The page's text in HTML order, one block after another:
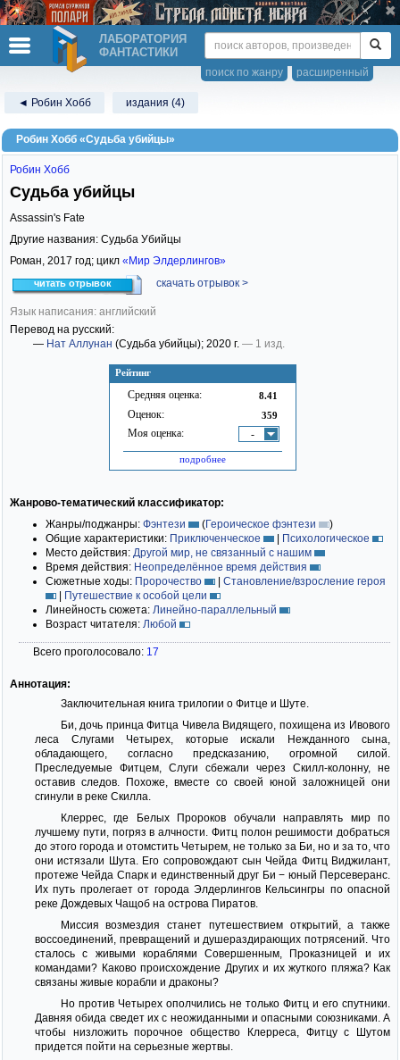
ЛАБОРАТОРИЯ
ФАНТАСТИКИ
расширенный
поиск по жанру
◄ Робин Хобб издания (4)
Робин Хобб «Судьба убийцы»
Рейтинг
Средняя оценка: 8.41
Оценок: 359
Моя оценка: -
подробнее
Робин Хобб
Судьба убийцы
Assassin's Fate
Другие названия: Судьба Убийцы
Роман, 2017 год; цикл «Мир Элдерлингов»
читать отрывок скачать отрывок >
Язык написания: английский
Перевод на русский:
— Нат Аллунан (Судьба убийцы); 2020 г. — 1 изд.
Жанрово-тематический классификатор:
Жанры/поджанры: Фэнтези (Героическое фэнтези
)
Общие характеристики: Приключенческое | Психологическое
Место действия: Другой мир, не связанный с нашим
Время действия: Неопределённое время действия
Сюжетные ходы: Пророчество | Становление/взросление героя
| Путешествие к особой цели
Линейность сюжета: Линейно-параллельный
Возраст читателя: Любой
Всего проголосовало: 17
Аннотация:
Заключительная книга трилогии о Фитце и Шуте.
Би, дочь принца Фитца Чивела Видящего, похищена из Ивового
леса Слугами Четырех, которые искали Нежданного сына,
обладающего, согласно предсказанию, огромной силой.
Преследуемые Фитцем, Слуги сбежали через Скилл-колонну, не
оставив следов. Похоже, вместе со своей юной заложницей они
сгинули в реке Скилла.
Клеррес, где Белых Пророков обучали направлять мир по
лучшему пути, погряз в алчности. Фитц полон решимости добраться
до этого города и отомстить Четырем, не только за Би, но и за то, что
они истязали Шута. Его сопровождают сын Чейда Фитц Виджилант,
протеже Чейда Спарк и единственный друг Би − юный Персеверанс.
Их путь пролегает от города Элдерлингов Кельсингры по опасной
реке Дождевых Чащоб на острова Пиратов.
Миссия возмездия станет путешествием открытий, а также
воссоединений, превращений и душераздирающих потрясений. Что
сталось с живыми кораблями Совершенным, Проказницей и их
командами? Каково происхождение Других и их жуткого пляжа? Как
связаны живые корабли и драконы?
Но против Четырех ополчились не только Фитц и его спутники.
Давняя обида сведет их с неожиданными и опасными союзниками. А
чтобы низложить порочное общество Клерреса, Фитцу с Шутом
придется пойти на серьезные жертвы.